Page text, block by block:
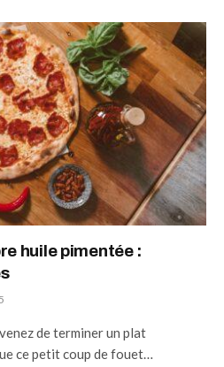
huile pimentée :
de terminer un plat
ce petit coup de fouet…